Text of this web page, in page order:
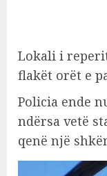
Lokali i
flakët orët e
Policia ende
ndërsa vetë
qenë një